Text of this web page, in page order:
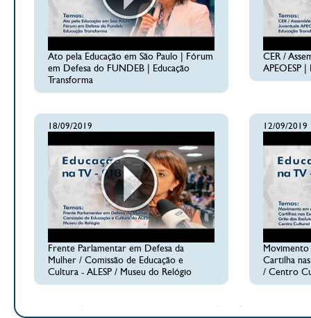
Ato pela Educação em São Paulo | Fórum
em Defesa do FUNDEB | Educação
Transforma
CER /
APEOESP |
18/09/2019
Frente Parlamentar em Defesa da
Mulher / Comissão de Educação e
Cultura - ALESP / Museu do Relógio
12/09/2019
Cartilha
/ Centro